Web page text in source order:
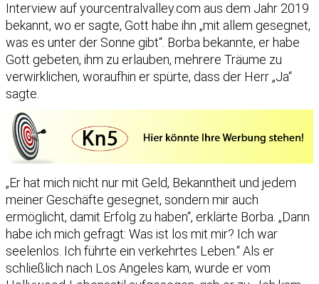
Interview auf yourcentralvalley.com aus dem Jahr 2019
bekannt, wo er sagte, Gott habe ihn „mit allem gesegnet,
was es unter der Sonne gibt“. Borba bekannte, er habe
Gott gebeten, ihm zu erlauben, mehrere Träume zu
verwirklichen, woraufhin er spürte, dass der Herr „Ja“
sagte.
„Er hat mich nicht nur mit Geld, Bekanntheit und jedem
meiner Geschäfte gesegnet, sondern mir auch
ermöglicht, damit Erfolg zu haben“, erklärte Borba. „Dann
habe ich mich gefragt: Was ist los mit mir? Ich war
seelenlos. Ich führte ein verkehrtes Leben.“ Als er
schließlich nach Los Angeles kam, wurde er vom